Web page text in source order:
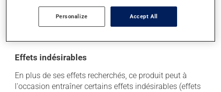
qu'indiqué. Les dérivés de la cortisone peuvent amincir
la peau et favoriser les infections de la peau. Ne les
appliquez pas inutilement.
Effets indésirables
En plus de ses effets recherchés, ce produit peut à
l'occasion entraîner certains effets indésirables (effets
Personalize Accept All